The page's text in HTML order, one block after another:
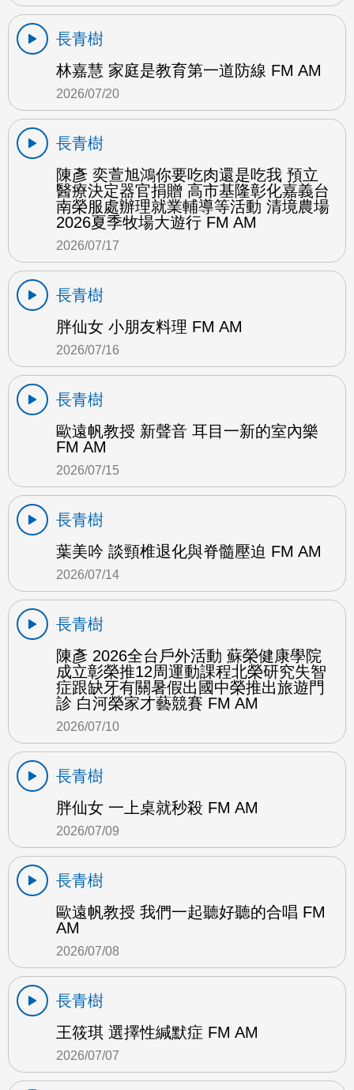
長青樹
林嘉慧 家庭是教育第一道防線 FM AM
2026/07/20
長青樹
陳彥 奕萱旭鴻你要吃肉還是吃我 預立
醫療決定器官捐贈 高市基隆彰化嘉義台
南榮服處辦理就業輔導等活動 清境農場
2026夏季牧場大遊行 FM AM
2026/07/17
長青樹
胖仙女 小朋友料理 FM AM
2026/07/16
長青樹
歐遠帆教授 新聲音 耳目一新的室內樂
FM AM
2026/07/15
長青樹
葉美吟 談頸椎退化與脊髓壓迫 FM AM
2026/07/14
長青樹
陳彥 2026全台戶外活動 蘇榮健康學院
成立彰榮推12周運動課程北榮研究失智
症跟缺牙有關暑假出國中榮推出旅遊門
診 白河榮家才藝競賽 FM AM
2026/07/10
長青樹
胖仙女 一上桌就秒殺 FM AM
2026/07/09
長青樹
歐遠帆教授 我們一起聽好聽的合唱 FM
AM
2026/07/08
長青樹
王筱琪 選擇性緘默症 FM AM
2026/07/07